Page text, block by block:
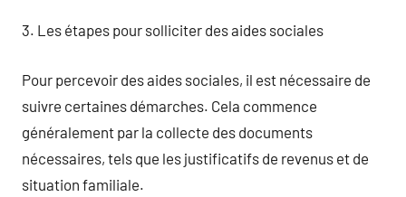
3. Les étapes pour solliciter des aides sociales
Pour percevoir des aides sociales, il est nécessaire de
suivre certaines démarches. Cela commence
généralement par la collecte des documents
nécessaires, tels que les justificatifs de revenus et de
situation familiale.